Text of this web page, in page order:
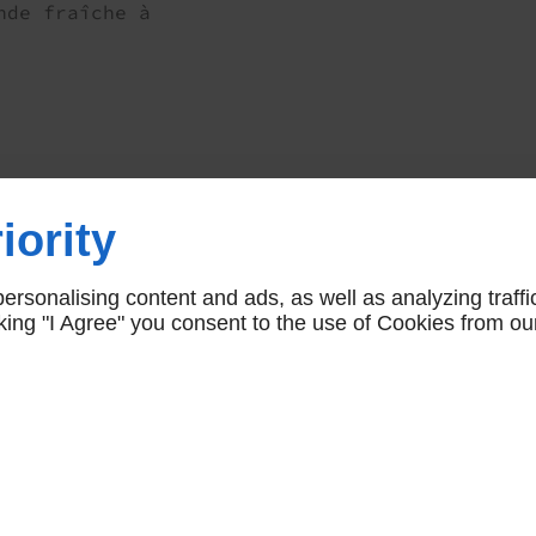
fraîche à
Fermé
/ Jeu / Ven / Sam
7h30 - 12h30 |
- 18h30
content and ads, as well as analyzing
"I Agree" you consent to the use of Cookies from